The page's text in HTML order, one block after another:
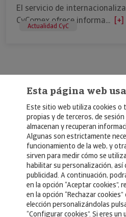
El servicio de
CyComex ofrece informa... [+]
Actualidad CyC
© Copyright 2026, Crédito y Caución
Aviso Legal
Política de Privacidad
RGPD
Política de Cookies
Esta página web
Este sitio web utiliza cookies o
propias y de terceros, de
almacenan y recuperan
Algunas son estrictamente
funcionamiento de la web, y
sirven para medir cómo se
habilitar su personalización,
publicidad. A continuación,
en la opción “Aceptar cookies”,
en la opción “Rechazar
elección personalizándolas
“Configurar cookies”. Si eres